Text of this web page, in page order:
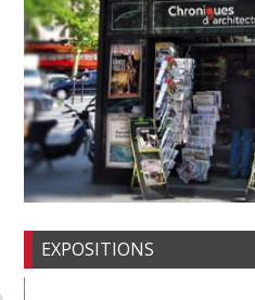
EXPOSITIONS